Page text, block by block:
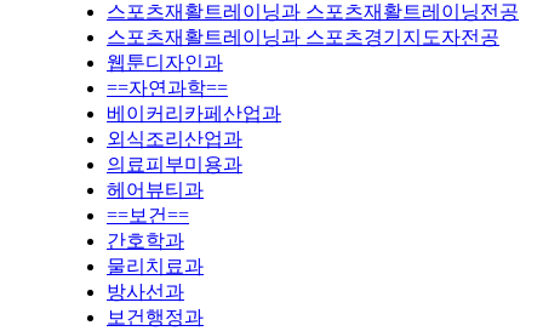
스포츠재활트레이닝과 스포츠재활트레이닝전공
스포츠재활트레이닝과 스포츠경기지도자전공
웹툰디자인과
==자연과학==
베이커리카페산업과
외식조리산업과
의료피부미용과
헤어뷰티과
==보건==
간호학과
물리치료과
방사선과
보건행정과